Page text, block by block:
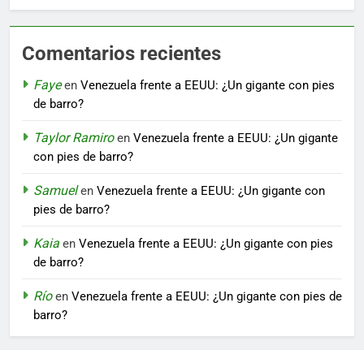
Comentarios recientes
Fayeen Venezuela frente a EEUU: ¿Un gigante con pies
de barro?
Taylor Ramiroen Venezuela frente a EEUU: ¿Un gigante
con pies de barro?
Samuelen Venezuela frente a EEUU: ¿Un gigante con
pies de barro?
Kaia en Venezuela frente a EEUU: ¿Un gigante con pies
de barro?
Ríoen Venezuela frente a EEUU: ¿Un gigante con pies de
barro?